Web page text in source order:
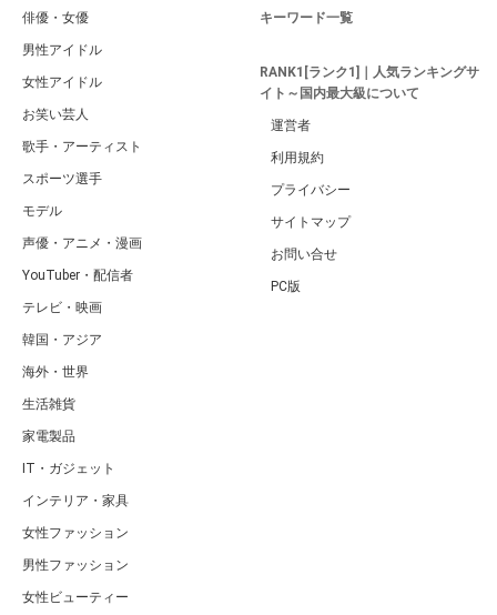
俳優・女優
男性アイドル
女性アイドル
お笑い芸人
歌手・アーティスト
スポーツ選手
モデル
声優・アニメ・漫画
YouTuber・配信者
テレビ・映画
韓国・アジア
海外・世界
生活雑貨
家電製品
IT・ガジェット
インテリア・家具
女性ファッション
男性ファッション
女性ビューティー
キーワード一覧
RANK1[ランク1]｜人気ランキングサ
イト～国内最大級について
運営者
利用規約
プライバシー
サイトマップ
お問い合せ
PC版